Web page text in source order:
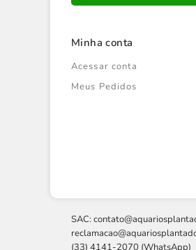
Minha conta
Acessar conta
Meus Pedidos
SAC:
(33) 4141-2070 (WhatsApp)